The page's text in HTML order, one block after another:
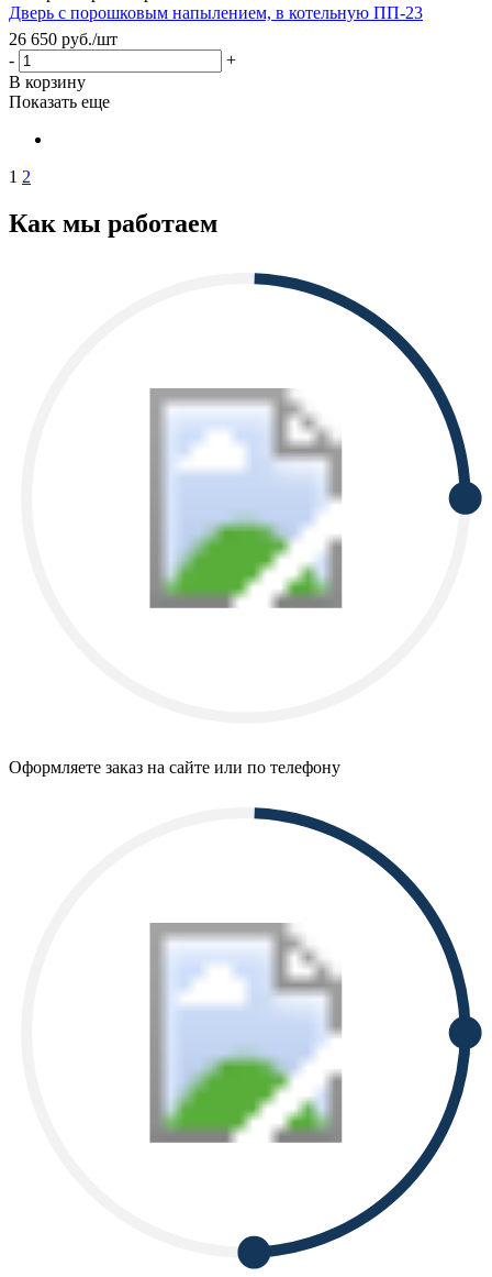
Дверь с порошковым напылением, в котельную ПП-23
26 650 руб./шт
-
+
В корзину
Показать еще
1 2
Как мы работаем
Оформляете заказ на сайте или по телефону